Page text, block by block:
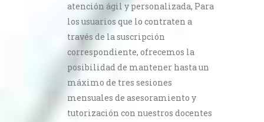
atención ágil y personalizada, Para
los usuarios que lo contraten a
través de la suscripción
correspondiente, ofrecemos la
posibilidad de mantener hasta un
máximo de tres sesiones
mensuales de asesoramiento y
tutorización con nuestros docentes